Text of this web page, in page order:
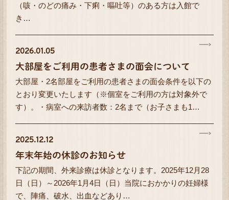
（咳・のどの痛み・下痢・嘔吐等）のある方は入館で
き…
2026.01.05
大部屋をご利用の患者さまの面会について
大部屋・2名部屋をご利用の患者さまの面会条件を以下の
とおり変更いたします（※個室をご利用の方は対象外で
す）。・病室への来訪者数：2名まで（お子さまも1…
2025.12.12
年末年始の休診のお知らせ
下記の期間、外来診療は休診となります。2025年12月28
日（日）～2026年1月4日（日）当院におかかりの妊婦様
で、陣痛、破水、出血などあり…